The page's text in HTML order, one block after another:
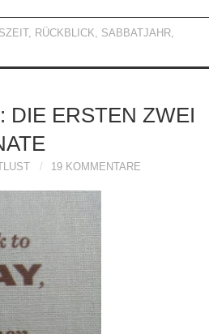
, RÜCKBLICK, SABBATJAHR,
DIE ERSTEN ZWEI
19 KOMMENTARE